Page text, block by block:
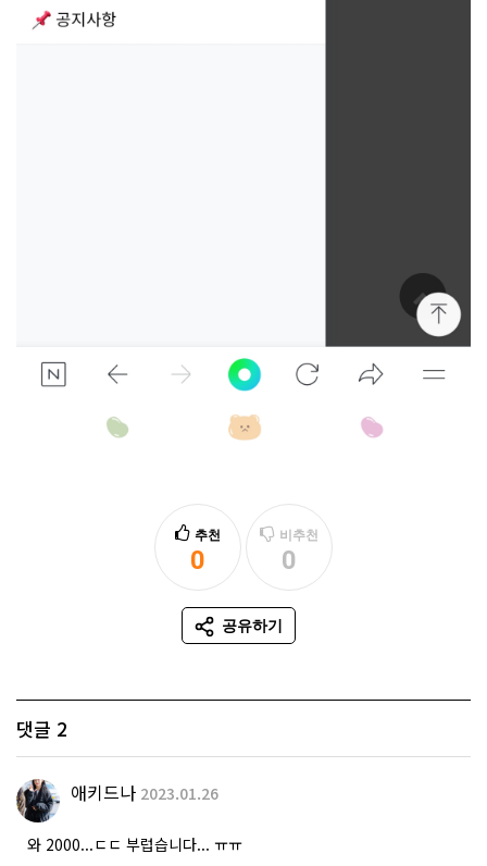
추천
0
추천
비추천
0
비추천
공유하기
SNS 공유
댓글 2
애키드나 2023.01.26
와 2000...ㄷㄷ 부럽습니다... ㅠㅠ